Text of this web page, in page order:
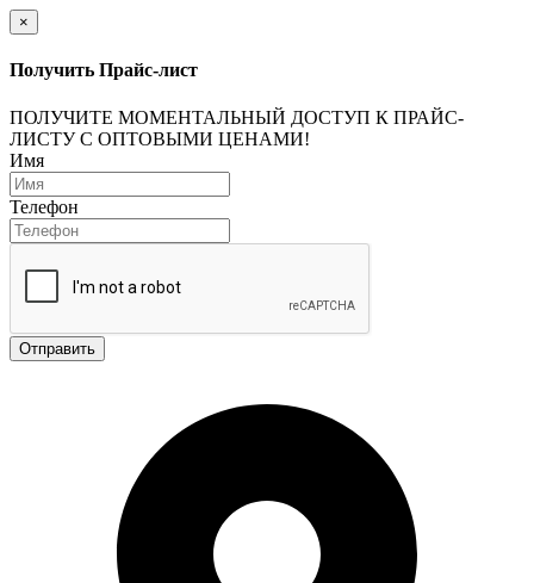
×
Получить Прайс-лист
ПОЛУЧИТЕ МОМЕНТАЛЬНЫЙ ДОСТУП К ПРАЙС-
ЛИСТУ С ОПТОВЫМИ ЦЕНАМИ!
Имя
Телефон
Отправить